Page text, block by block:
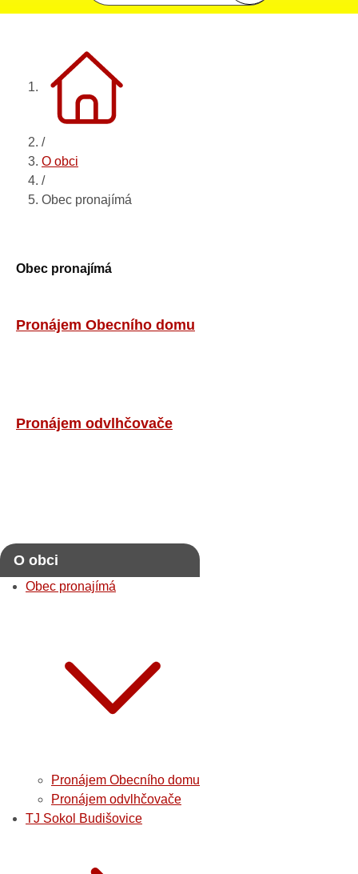
/
O obci
/
Obec pronajímá
Obec pronajímá
Pronájem Obecního domu
Pronájem odvlhčovače
O obci
Obec pronajímá
Pronájem Obecního domu
Pronájem odvlhčovače
TJ Sokol Budišovice